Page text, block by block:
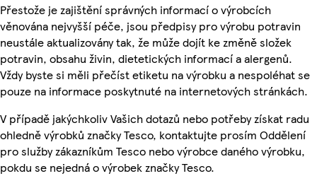
Přestože je zajištění správných informací o výrobcích
věnována nejvyšší péče, jsou předpisy pro výrobu potravin
neustále aktualizovány tak, že může dojít ke změně složek
potravin, obsahu živin, dietetických informací a alergenů.
Vždy byste si měli přečíst etiketu na výrobku a nespoléhat se
pouze na informace poskytnuté na internetových stránkách.
V případě jakýchkoliv Vašich dotazů nebo potřeby získat radu
ohledně výrobků značky Tesco, kontaktujte prosím Oddělení
pro služby zákazníkům Tesco nebo výrobce daného výrobku,
pokdu se nejedná o výrobek značky Tesco.